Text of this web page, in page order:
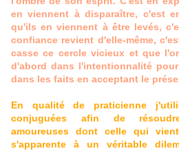
en viennent à disparaître, c'est
qu'ils en viennent à être levés,
confiance revient d'elle-même,
casse ce cercle vicieux et que
d'abord dans l'intentionnalité
dans les faits en acceptant le
En qualité de praticienne
conjuguées afin de
amoureuses dont celle qui
s'apparente à un véritable